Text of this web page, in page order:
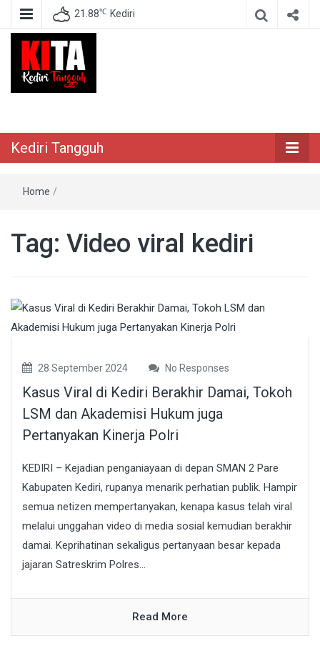
21.88℃ Kediri
Kediri Tangguh
Home /
Tag: Video viral kediri
28 September 2024 No Responses
Kasus Viral di Kediri Berakhir Damai, Tokoh
LSM dan Akademisi Hukum juga
Pertanyakan Kinerja Polri
KEDIRI – Kejadian penganiayaan di depan SMAN 2 Pare
Kabupaten Kediri, rupanya menarik perhatian publik. Hampir
semua netizen mempertanyakan, kenapa kasus telah viral
melalui unggahan video di media sosial kemudian berakhir
damai. Keprihatinan sekaligus pertanyaan besar kepada
jajaran Satreskrim Polres...
Read More